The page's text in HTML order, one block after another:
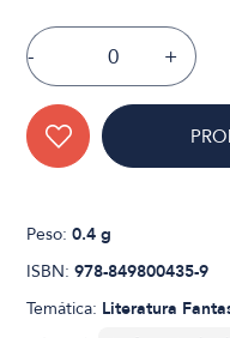
- +
Peso:0.4 g
ISBN:978-849800435-9
Temática: Literatura